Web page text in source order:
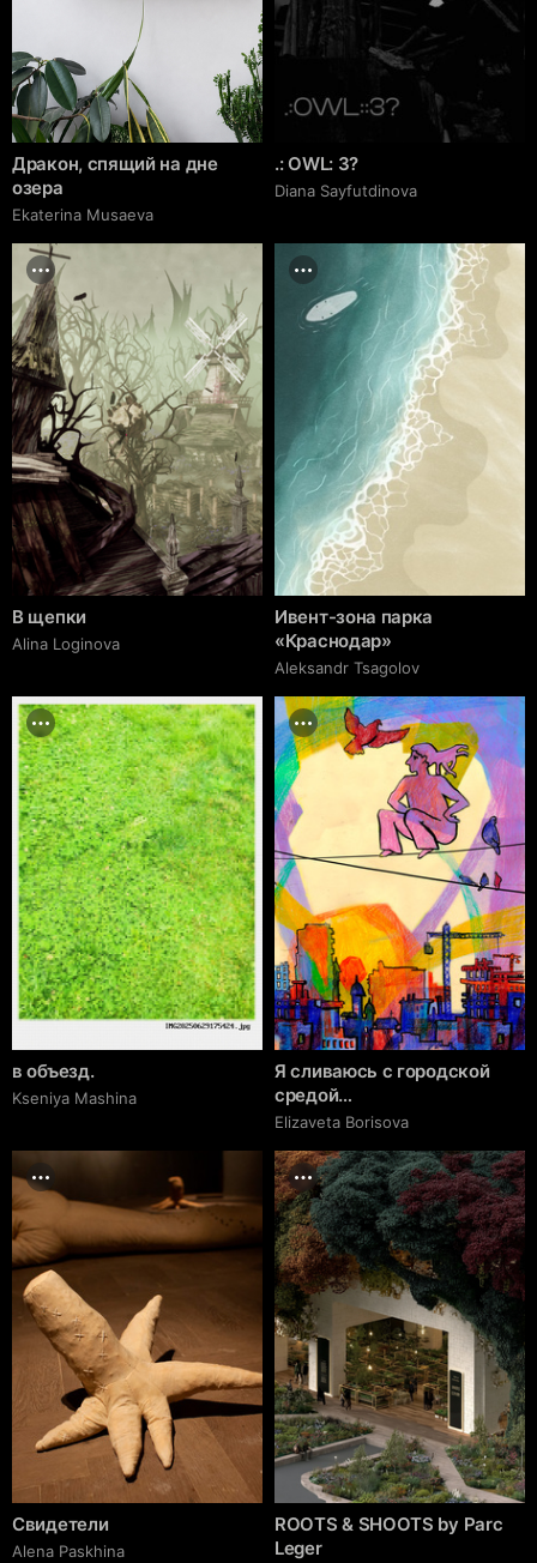
Дракон, спящий на дне
озера
Ekaterina Musaeva
.: OWL: 3?
Diana Sayfutdinova
В щепки
Alina Loginova
Ивент-зона парка
«Краснодар»
Aleksandr Tsagolov
в объезд.
Kseniya Mashina
Я сливаюсь с городской
средой…
Elizaveta Borisova
Свидетели
Alena Paskhina
ROOTS & SHOOTS by Parc
Leger